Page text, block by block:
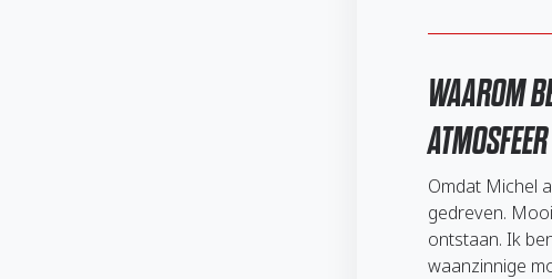
WAAROM
Omdat Michel
gedreven.
ontstaan. Ik
waanzinnige